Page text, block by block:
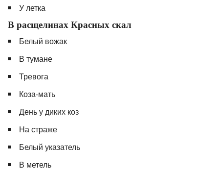
У летка
В расщелинах Красных скал
Белый вожак
В тумане
Тревога
Коза-мать
День у диких коз
На страже
Белый указатель
В метель